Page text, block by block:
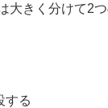
大きく分けて2
する